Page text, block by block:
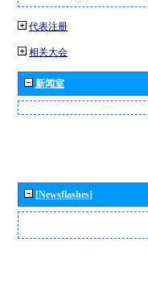
代表注册
相关大会
新闻室
[Newsflashes]